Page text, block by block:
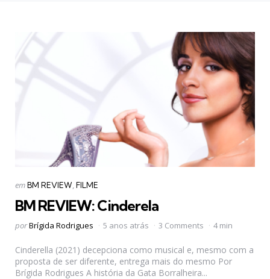
Categorias
Postado
emBM REVIEW FILME
BM REVIEW: Cinderela
Postado
porBrígida Rodrigues 5 anos atrás 3 Comments 4 min
Cinderella (2021) decepciona como musical e, mesmo com a
proposta de ser diferente, entrega mais do mesmo Por
Brígida Rodrigues A história da Gata Borralheira...